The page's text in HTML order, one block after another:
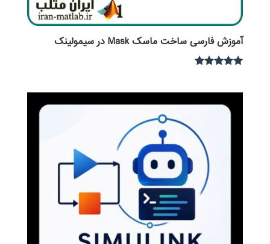
آموزش فارسی ساخت ماسک Mask در سیمولینک
از 5